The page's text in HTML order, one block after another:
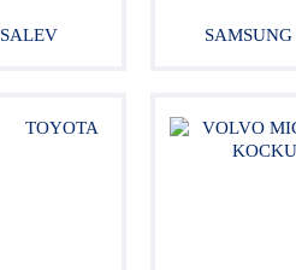
SALEV SAMSUNG